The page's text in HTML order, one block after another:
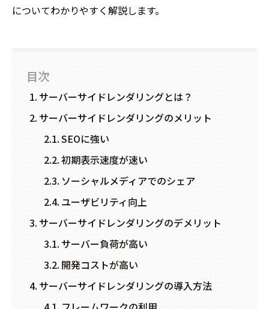
についてわかりやすく解説します。
目次
サーバーサイドレンダリングとは？
サーバーサイドレンダリングのメリット
SEOに強い
初期表示速度が速い
ソーシャルメディアでのシェア
ユーザビリティ向上
サーバーサイドレンダリングのデメリット
サーバー負荷が高い
開発コストが高い
サーバーサイドレンダリングの導入方法